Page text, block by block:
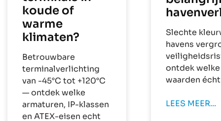
koude of
warme
klimaten?
Betrouwbare
terminalverlichting
van -45°C tot +120°C
— ontdek welke
armaturen, IP-klassen
en ATEX-eisen echt
Slechte
havens
ontdek
waarden
LEES MEER...